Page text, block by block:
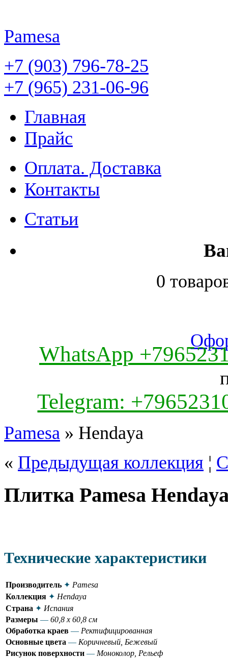
Pamesa
+7 (903) 796-78-25
+7 (965) 231-06-96
Главная
Прайс
Оплата. Доставка
Контакты
Статьи
0
WhatsApp
Telegram:
Pamesa » Hendaya
« Предыдущая коллекция ¦
Плитка Pamesa
Технические характеристики
Производитель ✦ Pamesa
Коллекция ✦ Hendaya
Страна ✦ Испания
Размеры — 60,8 x 60,8 см
Обработка краев — Ректифицированная
Основные цвета — Коричневый, Бежевый
Рисунок поверхности — Моноколор, Рельеф